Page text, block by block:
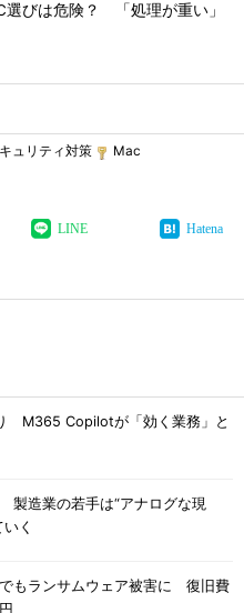
選びは危険？ 「処理が重い」
ュリティ対策
Mac
LINE Hatena
M365 Copilotが「効く業務」と
製造業の若手は“アナログな現
く
もランサムウェア被害に 復旧費